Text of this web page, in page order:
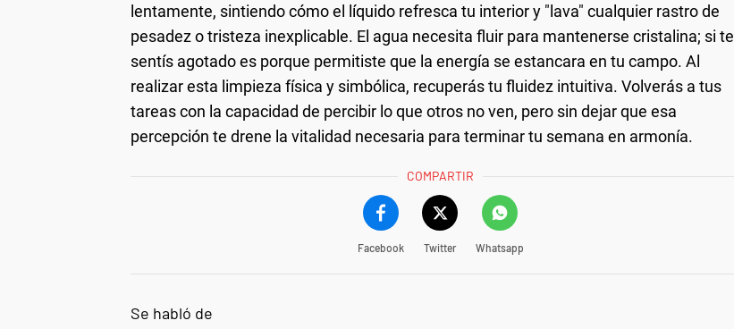
lentamente, sintiendo cómo el líquido refresca tu interior y "lava" cualquier rastro de
pesadez o tristeza inexplicable. El agua necesita fluir para mantenerse cristalina; si te
sentís agotado es porque permitiste que la energía se estancara en tu campo. Al
realizar esta limpieza física y simbólica, recuperás tu fluidez intuitiva. Volverás a tus
tareas con la capacidad de percibir lo que otros no ven, pero sin dejar que esa
percepción te drene la vitalidad necesaria para terminar tu semana en armonía.
COMPARTIR
Facebook Twitter Whatsapp
Se habló de